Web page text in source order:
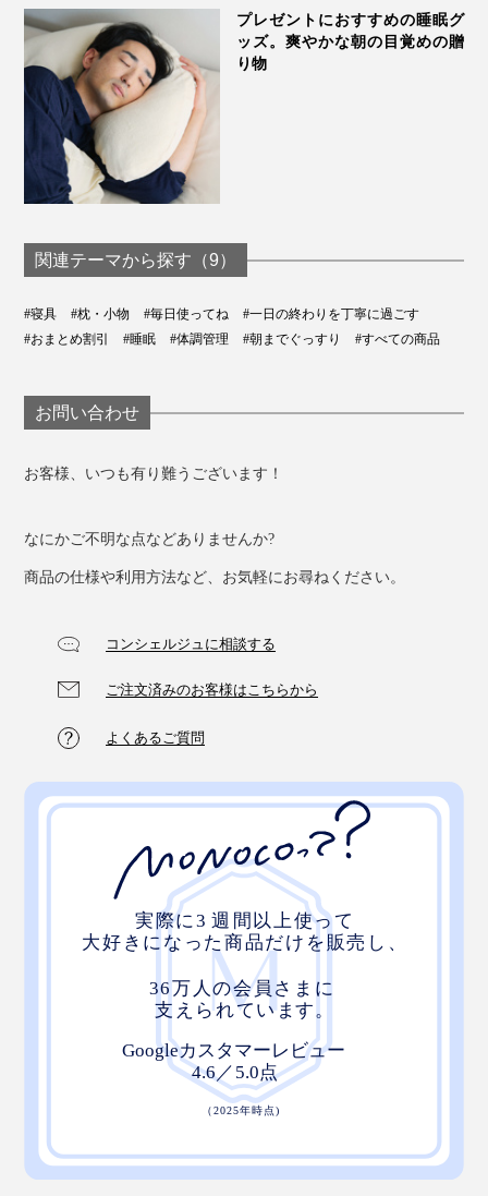
カバーの上面は、私たちのアタマにも、枕にも、それぞ
れフィットするように、メッシュ状の立体ニット地「フ
ュージョン」を採用。
伸びと通気性がよく、顔が直接触れても、跡がつきにく
ニット地を。
これだけ、いろんな素材や縫製を採用していますが、
『PRO-8（プロハチ）枕』は、丸洗いOK。そのままネ
ットに入れて、洗濯機の弱水流で洗えます。
さあ、枕のプロ8人が集まってつくった“プロハチ”、あな
たも、理想のあお向け寝を体感してください。
プレゼントにおすすめの睡眠グ
ッズ。爽やかな朝の目覚めの贈
り物
関連テーマから探す（9）
#寝具 #枕・小物 #毎日使ってね
#一日の終わりを丁寧に過ごす
#おまとめ割引
#睡眠 #体調管理 #朝までぐっすり #すべての商品
お問い合わせ
お客様、いつも有り難うございます！
なにかご不明な点などありませんか?
商品の仕様や利用方法など、お気軽にお尋ねください。
コンシェルジュに相談する
ご注文済みのお客様はこちらから
よくあるご質問